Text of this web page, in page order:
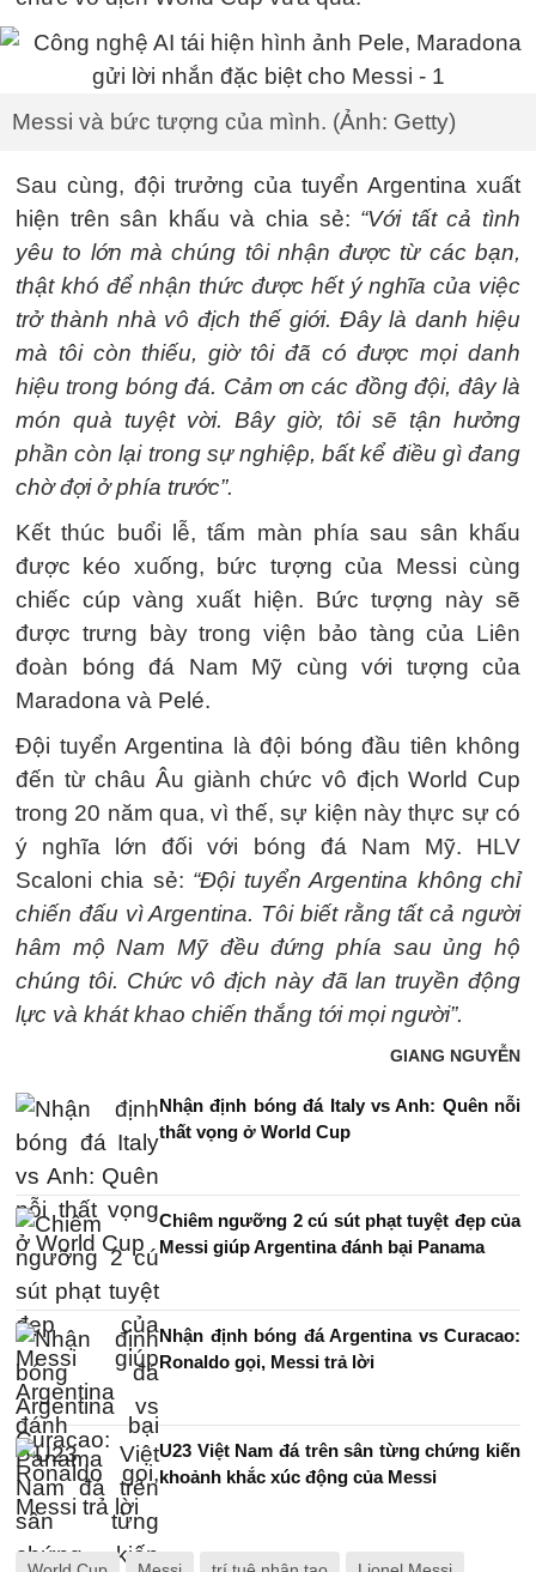
Messi và bức tượng của mình. (Ảnh: Getty)
Sau cùng, đội trưởng của tuyển Argentina xuất
hiện trên sân khấu và chia sẻ: “Với tất cả tình
yêu to lớn mà chúng tôi nhận được từ các bạn,
thật khó để nhận thức được hết ý nghĩa của việc
trở thành nhà vô địch thế giới. Đây là danh hiệu
mà tôi còn thiếu, giờ tôi đã có được mọi danh
hiệu trong bóng đá. Cảm ơn các đồng đội, đây là
món quà tuyệt vời. Bây giờ, tôi sẽ tận hưởng
phần còn lại trong sự nghiệp, bất kể điều gì đang
chờ đợi ở phía trước”.
Kết thúc buổi lễ, tấm màn phía sau sân khấu
được kéo xuống, bức tượng của Messi cùng
chiếc cúp vàng xuất hiện. Bức tượng này sẽ
được trưng bày trong viện bảo tàng của Liên
đoàn bóng đá Nam Mỹ cùng với tượng của
Maradona và Pelé.
Đội tuyển Argentina là đội bóng đầu tiên không
đến từ châu Âu giành chức vô địch World Cup
trong 20 năm qua, vì thế, sự kiện này thực sự có
ý nghĩa lớn đối với bóng đá Nam Mỹ. HLV
Scaloni chia sẻ: “Đội tuyển Argentina không chỉ
chiến đấu vì Argentina. Tôi biết rằng tất cả người
hâm mộ Nam Mỹ đều đứng phía sau ủng hộ
chúng tôi. Chức vô địch này đã lan truyền động
lực và khát khao chiến thắng tới mọi người”.
GIANG NGUYỄN
Nhận định bóng đá Italy vs Anh: Quên nỗi
thất vọng ở World Cup
Chiêm ngưỡng 2 cú sút phạt tuyệt đẹp của
Messi giúp Argentina đánh bại Panama
Nhận định bóng đá Argentina vs Curacao:
Ronaldo gọi, Messi trả lời
U23 Việt Nam đá trên sân từng chứng kiến
khoảnh khắc xúc động của Messi